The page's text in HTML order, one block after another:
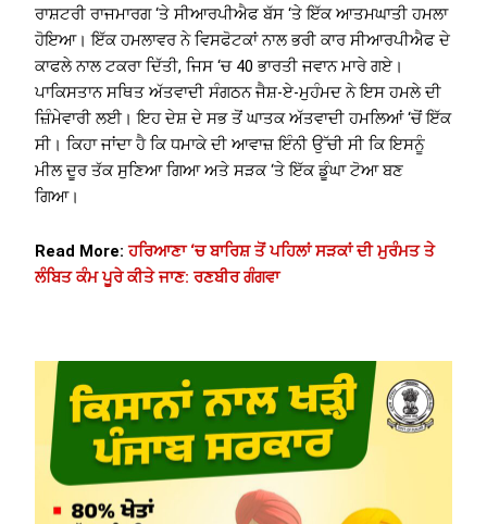
ਰਾਸ਼ਟਰੀ ਰਾਜਮਾਰਗ ‘ਤੇ ਸੀਆਰਪੀਐਫ ਬੱਸ ‘ਤੇ ਇੱਕ ਆਤਮਘਾਤੀ ਹਮਲਾ
ਹੋਇਆ। ਇੱਕ ਹਮਲਾਵਰ ਨੇ ਵਿਸਫੋਟਕਾਂ ਨਾਲ ਭਰੀ ਕਾਰ ਸੀਆਰਪੀਐਫ ਦੇ
ਕਾਫਲੇ ਨਾਲ ਟਕਰਾ ਦਿੱਤੀ, ਜਿਸ ‘ਚ 40 ਭਾਰਤੀ ਜਵਾਨ ਮਾਰੇ ਗਏ।
ਪਾਕਿਸਤਾਨ ਸਥਿਤ ਅੱਤਵਾਦੀ ਸੰਗਠਨ ਜੈਸ਼-ਏ-ਮੁਹੰਮਦ ਨੇ ਇਸ ਹਮਲੇ ਦੀ
ਜ਼ਿੰਮੇਵਾਰੀ ਲਈ। ਇਹ ਦੇਸ਼ ਦੇ ਸਭ ਤੋਂ ਘਾਤਕ ਅੱਤਵਾਦੀ ਹਮਲਿਆਂ ‘ਚੋਂ ਇੱਕ
ਸੀ। ਕਿਹਾ ਜਾਂਦਾ ਹੈ ਕਿ ਧਮਾਕੇ ਦੀ ਆਵਾਜ਼ ਇੰਨੀ ਉੱਚੀ ਸੀ ਕਿ ਇਸਨੂੰ
ਮੀਲ ਦੂਰ ਤੱਕ ਸੁਣਿਆ ਗਿਆ ਅਤੇ ਸੜਕ ‘ਤੇ ਇੱਕ ਡੂੰਘਾ ਟੋਆ ਬਣ
ਗਿਆ।
Read More:ਹਰਿਆਣਾ ‘ਚ ਬਾਰਿਸ਼ ਤੋਂ ਪਹਿਲਾਂ ਸੜਕਾਂ ਦੀ ਮੁਰੰਮਤ ਤੇ
ਲੰਬਿਤ ਕੰਮ ਪੂਰੇ ਕੀਤੇ ਜਾਣ: ਰਣਬੀਰ ਗੰਗਵਾ